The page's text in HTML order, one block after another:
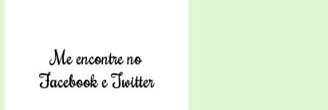
Me encontre no
Facebook e Twitter